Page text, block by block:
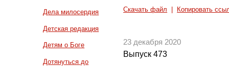
Дела милосердия
Детская редакция
Детям о Боге
Дотянуться до
Скачать файл Копировать
23 декабря 2020
Выпуск 473